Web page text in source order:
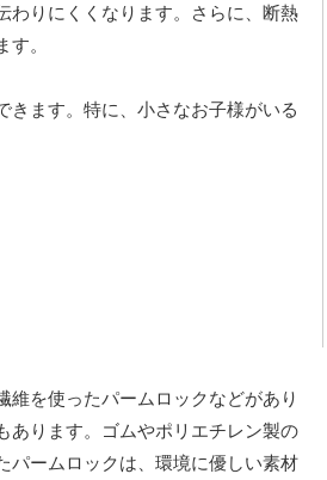
わりにくくなります。さらに、断熱
。
きます。特に、小さなお子様がいる
を使ったパームロックなどがあり
あります。ゴムやポリエチレン製の
パームロックは、環境に優しい素材